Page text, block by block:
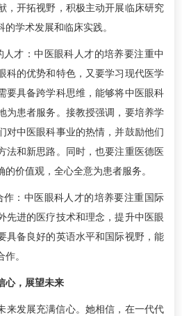
，开拓视野，积极主动开展临床研究
学术发展和临床实践。
才：中医眼科人才的培养要注重中
科的优势和特色，又要学习现代医学
要具备跨学科思维，能够将中医眼科
为患者服务。接教授强调，要培养学
对中医眼科事业的热情，并鼓励他们
法和新思路。同时，也要注重医德医
价值观，全心全意为患者服务。
：中医眼科人才的培养要注重国际
先进的医疗技术和理念，提升中医眼
具备良好的英语水平和国际视野，能
。
心，展望未来
来发展充满信心。她相信，在一代代